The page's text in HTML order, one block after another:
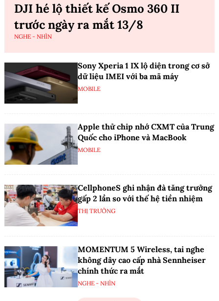
DJI hé lộ thiết kế Osmo 360 II
trước ngày ra mắt 13/8
NGHE - NHÌN
Sony Xperia 1 IX lộ diện trong cơ sở
dữ liệu IMEI với ba mã máy
MOBILE
Apple thử chip nhớ CXMT của Trung
Quốc cho iPhone và MacBook
MOBILE
CellphoneS ghi nhận đà tăng trưởng
gấp 2 lần so với thế hệ tiền nhiệm
THỊ TRƯỜNG
MOMENTUM 5 Wireless, tai nghe
không dây cao cấp nhà Sennheiser
chính thức ra mắt
NGHE - NHÌN